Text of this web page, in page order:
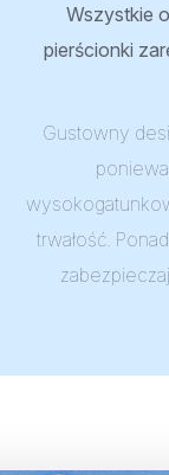
Wszystkie
pierścionki
Gustowny
trwałość.